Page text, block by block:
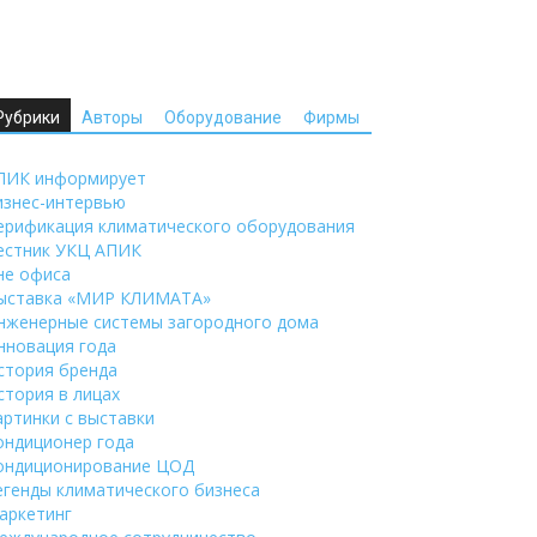
Авторы Оборудование Фирмы
информирует
интервью
климатического оборудования
УКЦ АПИК
офиса
«МИР КЛИМАТА»
системы загородного дома
года
бренда
в лицах
с выставки
года
ЦОД
климатического бизнеса